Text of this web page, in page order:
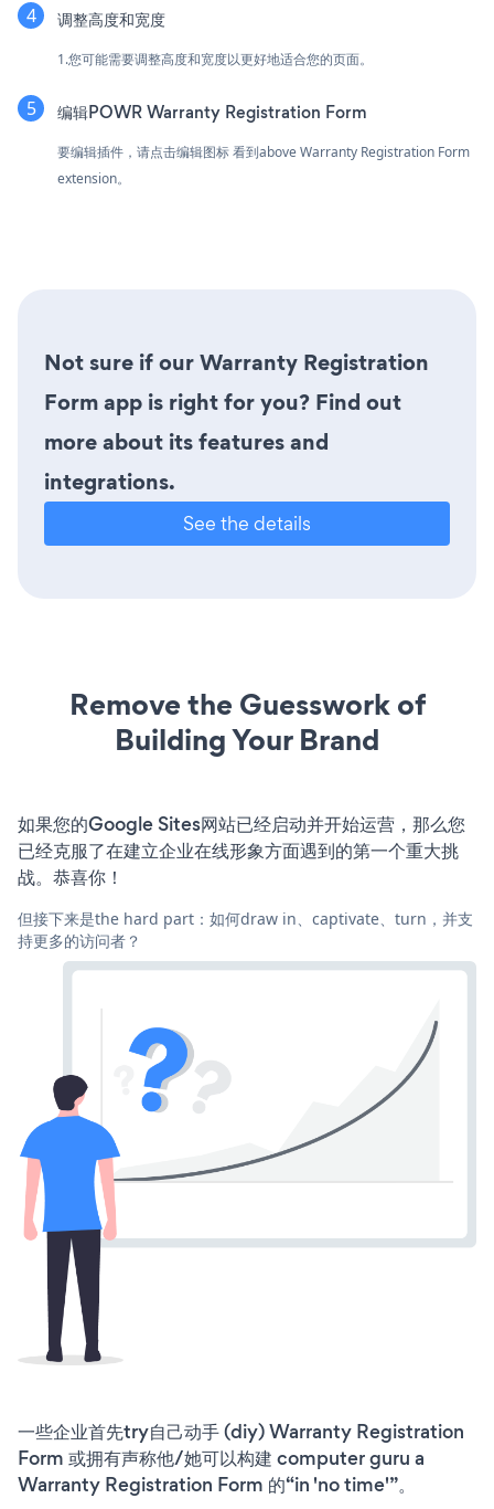
调整高度和宽度
1.您可能需要调整高度和宽度以更好地适合您的页面。
编辑POWR Warranty Registration Form
要编辑插件，请点击编辑图标看到above Warranty Registration Form
extension。
Not sure if our Warranty Registration
Form app is right for you? Find out
more about its features and
integrations.
See the details
Remove the Guesswork of
Building Your Brand
如果您的Google Sites网站已经启动并开始运营，那么您
已经克服了在建立企业在线形象方面遇到的第一个重大挑
战。恭喜你！
但接下来是the hard part：如何draw in、captivate、turn，并支
持更多的访问者？
一些企业首先try自己动手 (diy) Warranty Registration
Form 或拥有声称他/她可以构建 computer guru a
Warranty Registration Form 的“in 'no time'”。